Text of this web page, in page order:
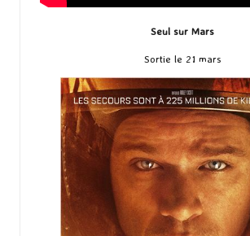
Seul sur Mars
Sortie le 21 mars